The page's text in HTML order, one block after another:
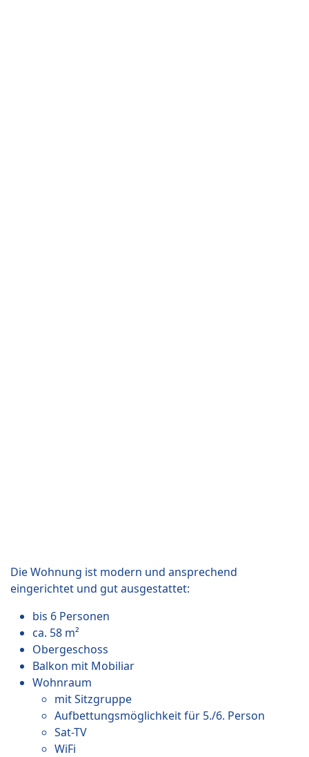
Die Wohnung ist modern und ansprechend
eingerichtet und gut ausgestattet:
bis 6 Personen
ca. 58 m²
Obergeschoss
Balkon mit Mobiliar
Wohnraum
mit Sitzgruppe
Aufbettungsmöglichkeit für 5./6. Person
Sat-TV
WiFi